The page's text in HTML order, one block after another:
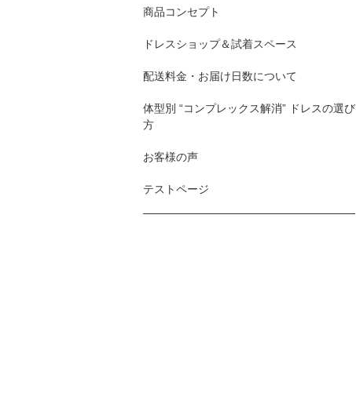
商品コンセプト
ドレスショップ＆試着スペース
配送料金・お届け日数について
体型別 “コンプレックス解消” ドレスの選び
方
お客様の声
テストページ